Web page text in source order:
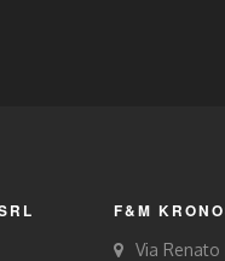
F&M
Via Renato